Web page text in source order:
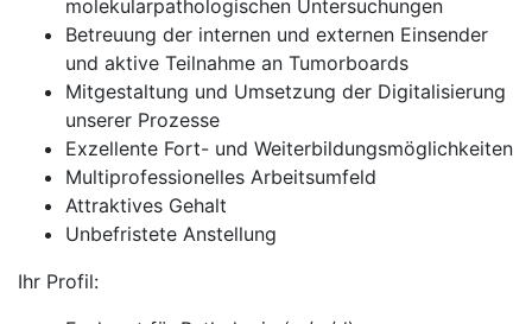
molekularpathologischen Untersuchungen
Betreuung der internen und externen Einsender
und aktive Teilnahme an Tumorboards
Mitgestaltung und Umsetzung der Digitalisierung
unserer Prozesse
Exzellente Fort- und Weiterbildungsmöglichkeiten
Multiprofessionelles Arbeitsumfeld
Attraktives Gehalt
Unbefristete Anstellung
Ihr Profil: